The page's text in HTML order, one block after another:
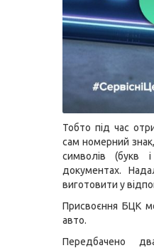
Тобто під час
сам номерний
символів (букв
документах.
виготовити у
Присвоєння БЦК
авто.
Передбачено